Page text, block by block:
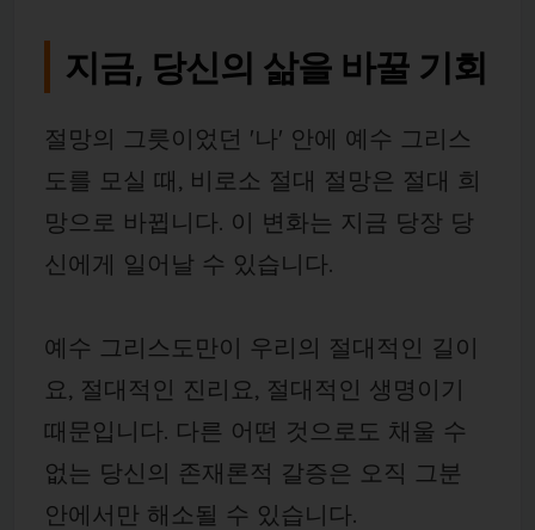
지금, 당신의 삶을 바꿀 기회
절망의 그릇이었던 '나' 안에 예수 그리스
도를 모실 때, 비로소 절대 절망은 절대 희
망으로 바뀝니다. 이 변화는 지금 당장 당
신에게 일어날 수 있습니다.
예수 그리스도만이 우리의 절대적인 길이
요, 절대적인 진리요, 절대적인 생명이기
때문입니다. 다른 어떤 것으로도 채울 수
없는 당신의 존재론적 갈증은 오직 그분
안에서만 해소될 수 있습니다.